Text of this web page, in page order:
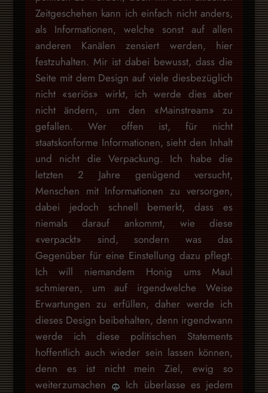
Zeitgeschehen kann ich einfach nicht anders,
als Informationen, welche sonst auf allen
anderen Kanälen zensiert werden, hier
festzuhalten. Mir ist dabei bewusst, dass die
Seite mit dem Design auf viele diesbezüglich
nicht «seriös» wirkt, ich werde dies aber
nicht ändern, um den «Mainstream» zu
gefallen. Wer offen ist, für nicht
staatskonforme Informationen, sieht den Inhalt
und nicht die Verpackung. Ich habe die
letzten 2 Jahre genügend versucht,
Menschen mit Informationen zu versorgen,
dabei jedoch schnell bemerkt, dass es
niemals darauf ankommt, wie diese
«verpackt» sind, sondern was das
Gegenüber für eine Einstellung dazu pflegt.
Ich will niemandem Honig ums Maul
schmieren, um auf irgendwelche Weise
Erwartungen zu erfüllen, daher werde ich
dieses Design beibehalten, denn irgendwann
werde ich diese politischen Statements
hoffentlich auch wieder sein lassen können,
denn es ist nicht mein Ziel, ewig so
weiterzumachen
Ich überlasse es jedem